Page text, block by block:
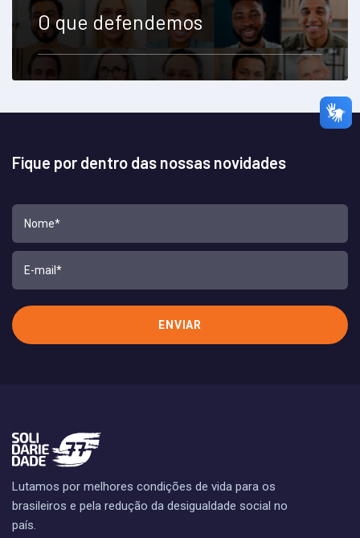
O que defendemos
Fique por dentro das nossas novidades
Lutamos por melhores condições de vida para os
brasileiros e pela redução da desigualdade social no
país.